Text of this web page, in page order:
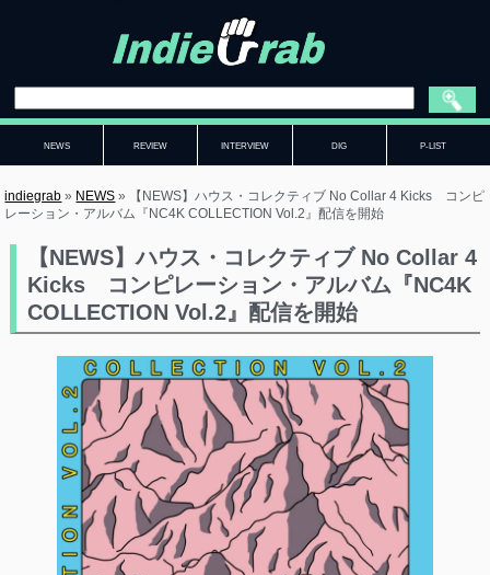
NEWS REVIEW INTERVIEW DIG P-LIST
indiegrab » NEWS »
【NEWS】ハウス・コレクティブ No Collar 4 Kicks コンピ
レーション・アルバム『NC4K COLLECTION Vol.2』配信を開始
【NEWS】ハウス・コレクティブ No Collar 4
Kicks コンピレーション・アルバム『NC4K
COLLECTION Vol.2』配信を開始